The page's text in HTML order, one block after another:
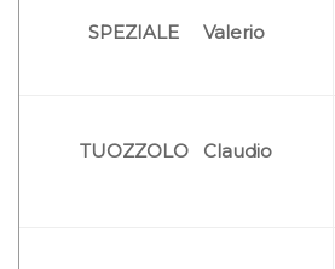
SPEZIALE Valerio
TUOZZOLO Claudio